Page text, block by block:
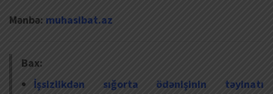
Mənbə: muhasibat.az
Bax:
İşsizlikdən sığorta ödənişinin təyinatı